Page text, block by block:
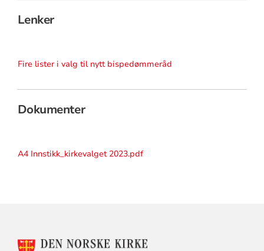
Lenker
Fire lister i valg til nytt bispedømmeråd
Dokumenter
A4 Innstikk_kirkevalget 2023.pdf
KONTAKTINFORMASJON